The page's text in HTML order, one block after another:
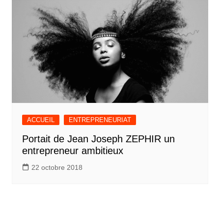
ACCUEIL ENTREPRENEURIAT
Portait de Jean Joseph ZEPHIR un
entrepreneur ambitieux
22 octobre 2018